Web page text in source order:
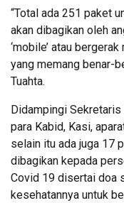
“Total ada 251 paket
akan dibagikan oleh
‘mobile’ atau
yang memang benar-
Tuahta.
Didampingi
para Kabid, Kasi,
selain itu ada juga 17
dibagikan kepada
Covid 19 disertai doa
kesehatannya untuk